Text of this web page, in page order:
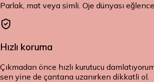
Parlak, mat veya simli. Oje dünyası
Hızlı koruma
Çıkmadan önce hızlı kurutucu
sen yine de çantana uzanırken dikkatli ol.